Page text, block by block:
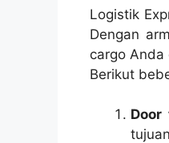
Logistik
Dengan
cargo
Berikut